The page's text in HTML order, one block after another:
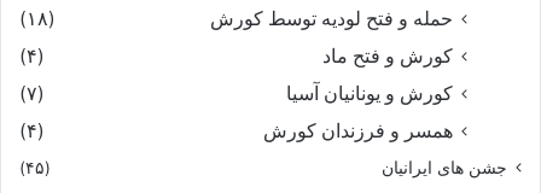
حمله و فتح لودیه توسط کورش
(۱۸)
کورش و فتح ماد
(۴)
کورش و یونانیان آسیا
(۷)
همسر و فرزندان کورش
(۴)
جشن های ایرانیان
(۴۵)